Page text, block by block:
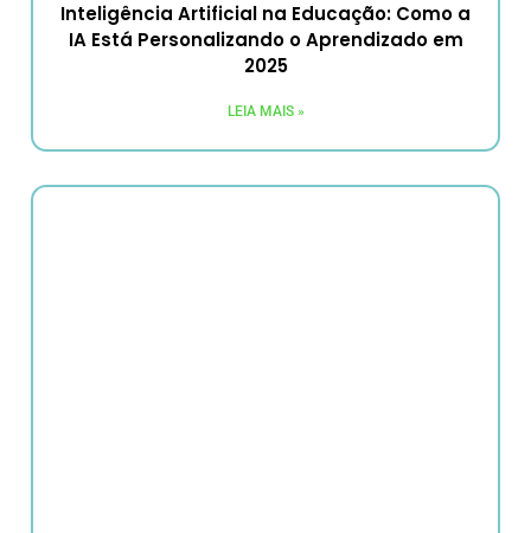
Inteligência Artificial na Educação: Como a
IA Está Personalizando o Aprendizado em
2025
LEIA MAIS »